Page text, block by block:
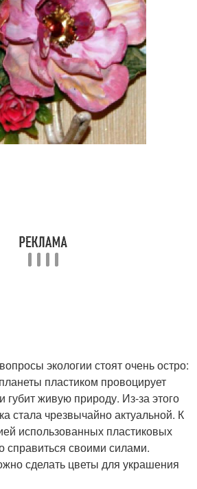
экологии стоят очень остро:
пластиком провоцирует
губит живую природу. Из-за этого
стала чрезвычайно актуальной. К
использованных пластиковых
справиться своими силами.
сделать цветы для украшения